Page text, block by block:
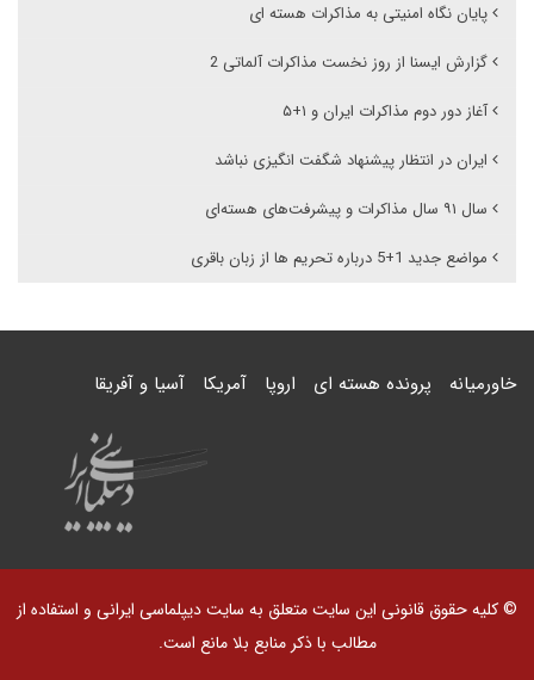
پایان نگاه امنیتی به مذاکرات هسته ای
گزارش ایسنا از روز نخست مذاکرات آلماتی 2
آغاز دور دوم مذاکرات ایران و ۱+۵
ایران در انتظار پیشنهاد شگفت انگیزی نباشد
سال ۹۱ سال مذاکرات و پیشرفت‌های هسته‌ای
مواضع جدید 1+5 درباره تحریم ها از زبان باقری
خاورمیانه پرونده هسته ای اروپا آمریکا آسیا و آفریقا
© کلیه حقوق قانونی این سایت متعلق به سایت دیپلماسی ایرانی و استفاده از
مطالب با ذکر منابع بلا مانع است.